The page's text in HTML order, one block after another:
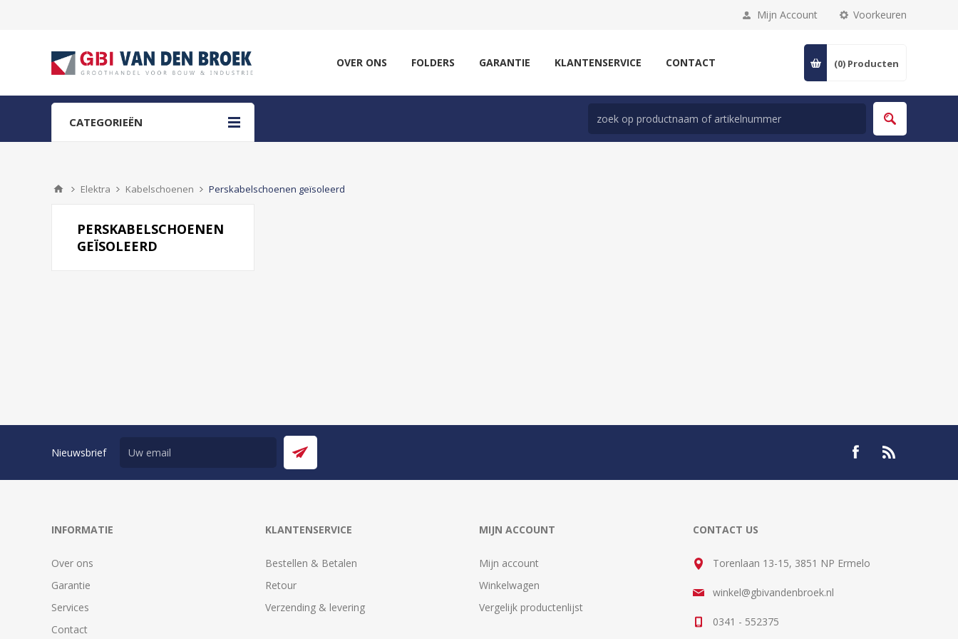
Voorkeuren
Mijn Account
OVER ONS FOLDERS GARANTIE KLANTENSERVICE CONTACT (0) Producten
CATEGORIEËN
Elektra Kabelschoenen Perskabelschoenen geïsoleerd
PERSKABELSCHOENEN
GEÏSOLEERD
Nieuwsbrief
INFORMATIE
Over ons
Garantie
Services
Contact
KLANTENSERVICE
Bestellen & Betalen
Retour
Verzending & levering
MIJN ACCOUNT
Mijn account
Winkelwagen
Vergelijk productenlijst
CONTACT US
Torenlaan 13-15, 3851 NP Ermelo
winkel@gbivandenbroek.nl
0341 - 552375